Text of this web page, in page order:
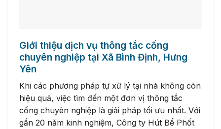
Giới thiệu dịch vụ thông tắc cống
chuyên nghiệp tại Xã Bình Định, Hưng
Yên
Khi các phương pháp tự xử lý tại nhà không còn
hiệu quả, việc tìm đến một đơn vị thông tắc
cống chuyên nghiệp là giải pháp tối ưu nhất. Với
gần 20 năm kinh nghiệm, Công ty Hút Bể Phốt